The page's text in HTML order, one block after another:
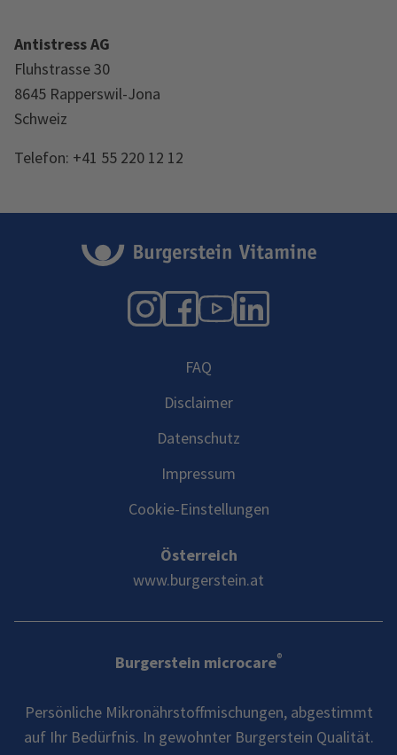
Antistress AG
Fluhstrasse 30
8645 Rapperswil-Jona
Schweiz
Telefon: +41 55 220 12 12
Instagram
Facebook
YouTube
LinkedIn
FAQ
Disclaimer
Datenschutz
Impressum
Cookie-Einstellungen
Österreich
www.burgerstein.at
Burgerstein microcare®
Persönliche Mikronährstoffmischungen, abgestimmt
auf Ihr Bedürfnis. In gewohnter Burgerstein Qualität.